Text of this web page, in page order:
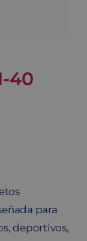
40
para
deportivos,